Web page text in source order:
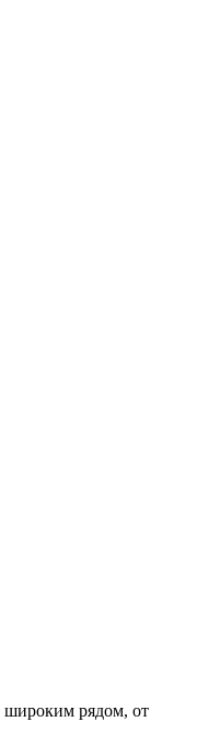
широким рядом, от